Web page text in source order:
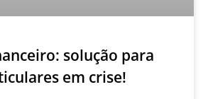
solução para
em crise!